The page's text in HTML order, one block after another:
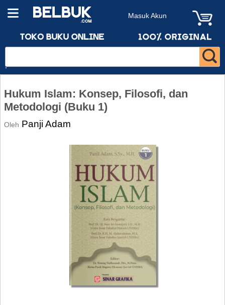
Masuk Akun
Hukum Islam: Konsep, Filosofi, dan
Metodologi (Buku 1)
Oleh Panji Adam